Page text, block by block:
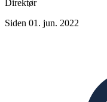
Direktør
Siden 01. jun. 2022